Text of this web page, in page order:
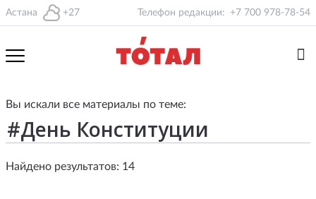
Астана +27 Телефон редакции: +7 700 978-78-54
Вы искали все материалы по теме:
Найдено результатов: 14